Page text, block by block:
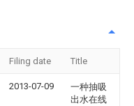
Filing date Title
2013-07-09
一种抽吸
出水在线